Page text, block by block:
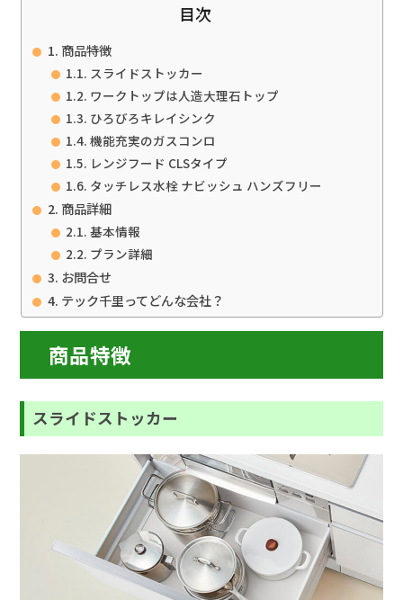
目次
商品特徴
スライドストッカー
ワークトップは人造大理石トップ
ひろびろキレイシンク
機能充実のガスコンロ
レンジフード CLSタイプ
タッチレス水栓 ナビッシュ ハンズフリー
商品詳細
基本情報
プラン詳細
お問合せ
テック千里ってどんな会社？
商品特徴
スライドストッカー